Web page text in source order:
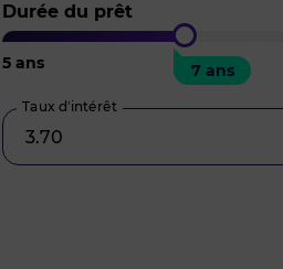
Durée du prêt
5 ans 7 ans
Taux d’intérêt